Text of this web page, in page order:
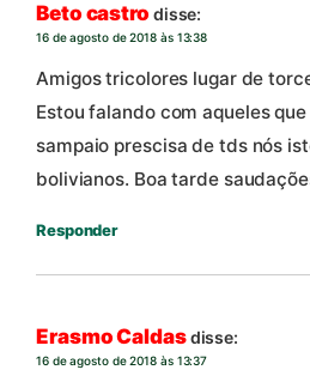
Beto castro disse:
16 de agosto de 2018 às 13:38
Amigos tricolores lugar de
Estou falando com aqueles
sampaio prescisa de tds nós
bolivianos. Boa tarde
Responder
Erasmo Caldasdisse:
16 de agosto de 2018 às 13:37